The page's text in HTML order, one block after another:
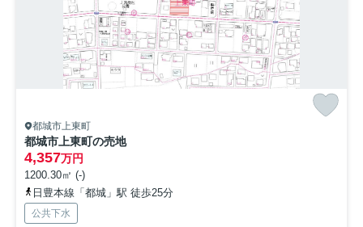
都城市上東町
都城市上東町の売地
4,357万円
1200.30㎡ (-)
日豊本線「都城」駅 徒歩25分
公共下水